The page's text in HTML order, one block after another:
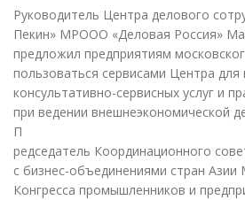
Руководитель Центра делового
Пекин» МРООО «Деловая Россия»
предложил предприятиям
пользоваться сервисами Центра для
консультативно-сервисных услуг и
при ведении внешнеэкономической
П
редседатель Координационного
с бизнес-объединениями стран
Конгресса промышленников и